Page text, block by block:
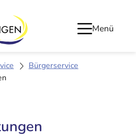
Menü
Bürgerservice